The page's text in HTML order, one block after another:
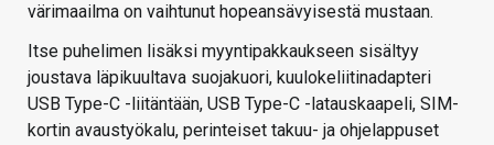
värimaailma on vaihtunut hopeansävyisestä mustaan.
Itse puhelimen lisäksi myyntipakkaukseen sisältyy
joustava läpikuultava suojakuori, kuulokeliitinadapteri
USB Type-C -liitäntään, USB Type-C -latauskaapeli, SIM-
kortin avaustyökalu, perinteiset takuu- ja ohjelappuset